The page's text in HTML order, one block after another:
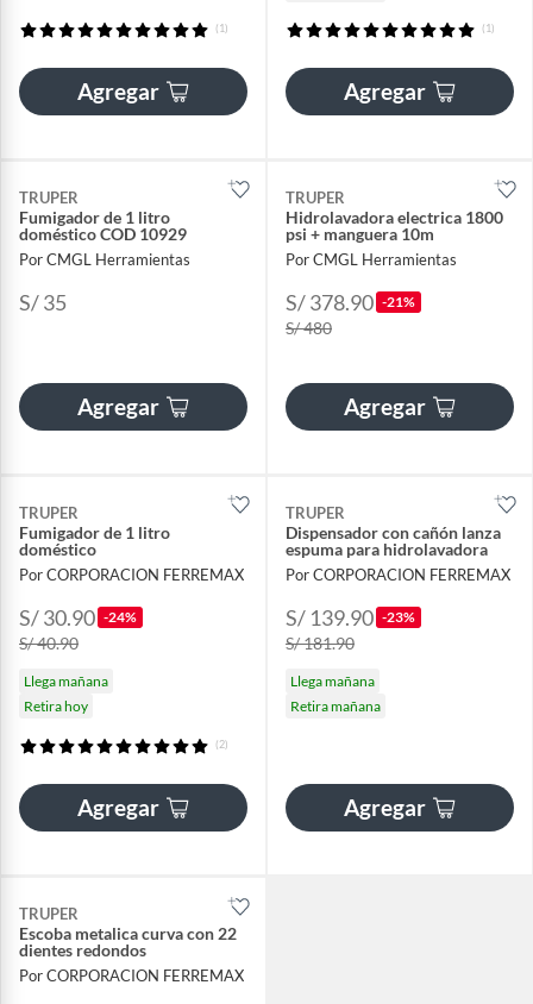
(1)
Agregar
(1)
Agregar
TRUPER
Fumigador de 1 litro
doméstico COD 10929
Por CMGL Herramientas
S/ 35
Agregar
TRUPER
Hidrolavadora electrica 1800
psi + manguera 10m
Por CMGL Herramientas
S/ 378.90 -21%
S/ 480
Agregar
TRUPER
Fumigador de 1 litro
doméstico
Por CORPORACION FERREMAX
S/ 30.90 -24%
S/ 40.90
Llega mañana
Retira hoy
(2)
Agregar
TRUPER
Dispensador con cañón lanza
espuma para hidrolavadora
Por CORPORACION FERREMAX
S/ 139.90 -23%
S/ 181.90
Llega mañana
Retira mañana
Agregar
TRUPER
Escoba metalica curva con 22
dientes redondos
Por CORPORACION FERREMAX